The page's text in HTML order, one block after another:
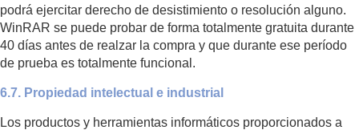
podrá ejercitar derecho de desistimiento o resolución alguno.
WinRAR se puede probar de forma totalmente gratuita durante
40 días antes de realzar la compra y que durante ese período
de prueba es totalmente funcional.
6.7. Propiedad intelectual e industrial
Los productos y herramientas informáticos proporcionados a